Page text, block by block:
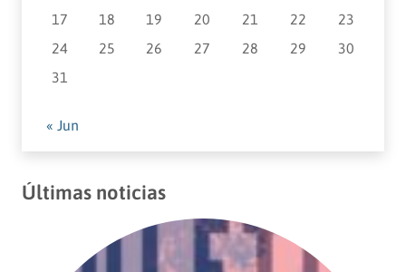
17
18 19 20 21 22
23
24
25 26 27 28 29
30
31
« Jun
Últimas noticias